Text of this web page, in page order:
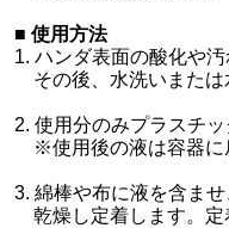
■ 使用方法
1. ハンダ表面の酸化や
その後、水洗いまたは
2. 使用分のみプラスチ
※使用後の液は容器に
3. 綿棒や布に液を含ま
乾燥し定着します。定